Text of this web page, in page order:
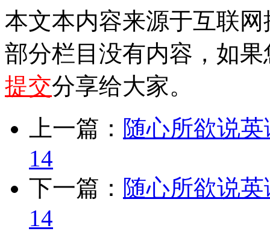
本文本内容来源于互联
部分栏目没有内容，如
提交分享给大家。
上一篇： 随心所欲说
14
下一篇： 随心所欲说
14